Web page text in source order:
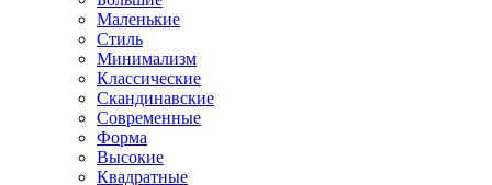
Маленькие
Стиль
Минимализм
Классические
Скандинавские
Современные
Форма
Высокие
Квадратные